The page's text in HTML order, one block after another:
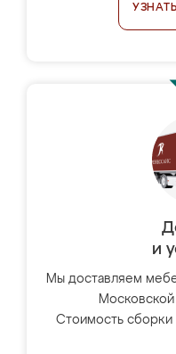
и
Мы доставляем
Московской
Стоимость сборки